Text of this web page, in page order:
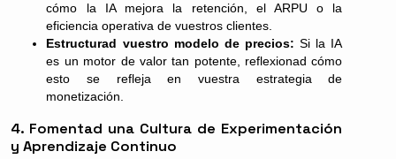
cómo la IA mejora la retención, el ARPU o la
eficiencia operativa de vuestros clientes.
Estructurad vuestro modelo de precios: Si la IA
es un motor de valor tan potente, reflexionad cómo
esto se refleja en vuestra estrategia de
monetización.
4. Fomentad una Cultura de Experimentación
y Aprendizaje Continuo